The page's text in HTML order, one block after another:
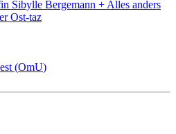
Sibylle Bergemann + Alles anders
Ost-taz
(OmU)